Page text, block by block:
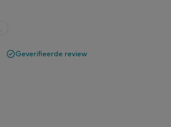
Geverifieerde review